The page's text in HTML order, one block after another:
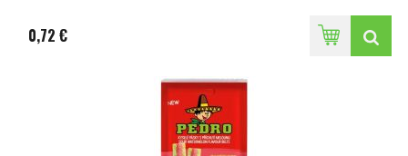
0,72 €